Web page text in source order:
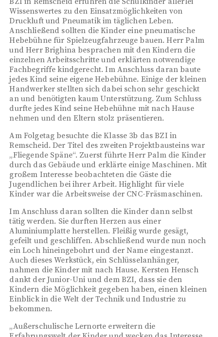
Wissenswertes zu den Einsatzmöglichkeiten von
Druckluft und Pneumatik im täglichen Leben.
Anschließend sollten die Kinder eine pneumatische
Hebebühne für Spielzeugfahrzeuge bauen. Herr Palm
und Herr Brighina besprachen mit den Kindern die
einzelnen Arbeitsschritte und erklärten notwendige
Fachbegriffe kindgerecht. Im Anschluss daran baute
jedes Kind seine eigene Hebebühne. Einige der kleinen
Handwerker stellten sich dabei schon sehr geschickt
an und benötigten kaum Unterstützung. Zum Schluss
durfte jedes Kind seine Hebehühne mit nach Hause
nehmen und den Eltern stolz präsentieren.
Am Folgetag besuchte die Klasse 3b das BZI in
Remscheid. Der Titel des zweiten Projektbausteins war
„Fliegende Späne“. Zuerst führte Herr Palm die Kinder
durch das Gebäude und erklärte einige Maschinen. Mit
großem Interesse beobachteten die Gäste die
Jugendlichen bei ihrer Arbeit. Highlight für viele
Kinder war die Arbeitsweise der CNC-Fräsmaschinen.
Im Anschluss daran sollten die Kinder dann selbst
tätig werden. Sie durften Herzen aus einer
Aluminiumplatte herstellen. Fleißig wurde gesägt,
gefeilt und geschliffen. Abschließend wurde nun noch
ein Loch hineingebohrt und der Name eingestanzt.
Auch dieses Werkstück, ein Schlüsselanhänger,
nahmen die Kinder mit nach Hause. Kersten Hensch
dankt der Junior-Uni und dem BZI, dass sie den
Kindern die Möglichkeit gegeben haben, einen kleinen
Einblick in die Welt der Technik und Industrie zu
bekommen.
„Außerschulische Lernorte erweitern die